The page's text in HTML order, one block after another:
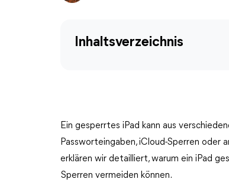
Inhaltsverzeichnis
Ein gesperrtes iPad kann aus
Passworteingaben, iCloud-Sperren oder
erklären wir detailliert, warum ein iPad
Sperren vermeiden können.